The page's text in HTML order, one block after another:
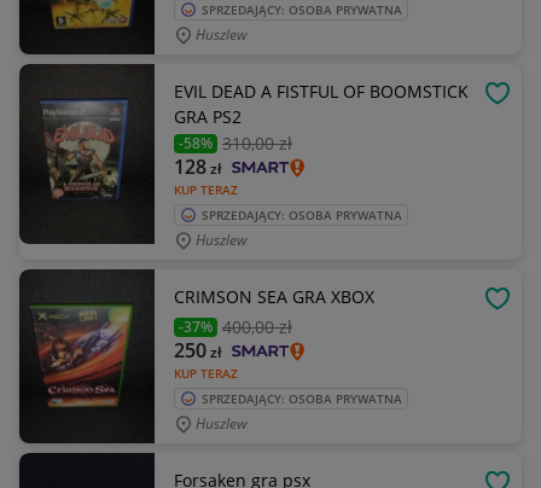
SPRZEDAJĄCY: OSOBA PRYWATNA
Huszlew
EVIL DEAD A FISTFUL OF BOOMSTICK
GRA PS2
-58% 310,00 zł
KUP TERAZ
128zł
SPRZEDAJĄCY: OSOBA PRYWATNA
Huszlew
CRIMSON SEA GRA XBOX
-37% 400,00 zł
KUP TERAZ
250zł
SPRZEDAJĄCY: OSOBA PRYWATNA
Huszlew
Forsaken gra psx